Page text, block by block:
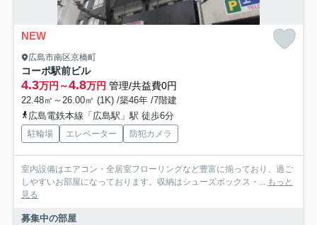
NEW
広島市南区京橋町
コーポ駅前ビル
4.3万円～4.8万円 管理/共益費0円
22.48㎡～26.00㎡ (1K) /築46年 /7階建
広島電鉄本線「広島駅」駅 徒歩6分
駐輪場 エレベーター 防犯カメラ
室内設備はエアコン・全居室フローリングなど豊富に揃っており、過ご
しやすいお部屋になっております。収納はシューズボックス・... もっと
見る
募集中の部屋